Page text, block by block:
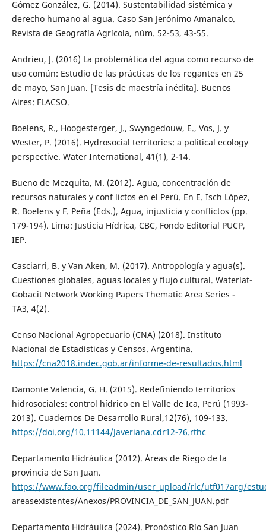
Gómez González, G. (2014). Sustentabilidad sistémica y
derecho humano al agua. Caso San Jerónimo Amanalco.
Revista de Geografía Agrícola, núm. 52-53, 43-55.
Andrieu, J. (2016) La problemática del agua como recurso de
uso común: Estudio de las prácticas de los regantes en 25
de mayo, San Juan. [Tesis de maestría inédita]. Buenos
Aires: FLACSO.
Boelens, R., Hoogesterger, J., Swyngedouw, E., Vos, J. y
Wester, P. (2016). Hydrosocial territories: a political ecology
perspective. Water International, 41(1), 2-14.
Bueno de Mezquita, M. (2012). Agua, concentración de
recursos naturales y conf lictos en el Perú. En E. Isch López,
R. Boelens y F. Peña (Eds.), Agua, injusticia y conflictos (pp.
179-194). Lima: Justicia Hídrica, CBC, Fondo Editorial PUCP,
IEP.
Casciarri, B. y Van Aken, M. (2017). Antropología y agua(s).
Cuestiones globales, aguas locales y flujo cultural. Waterlat-
Gobacit Network Working Papers Thematic Area Series -
TA3, 4(2).
Censo Nacional Agropecuario (CNA) (2018). Instituto
Nacional de Estadísticas y Censos. Argentina.
https://cna2018.indec.gob.ar/informe-de-resultados.html
Damonte Valencia, G. H. (2015). Redefiniendo territorios
hidrosociales: control hídrico en El Valle de Ica, Perú (1993-
2013). Cuadernos De Desarrollo Rural,12(76), 109-133.
https://doi.org/10.11144/Javeriana.cdr12-76.rthc
Departamento Hidráulica (2012). Áreas de Riego de la
provincia de San Juan.
https://www.fao.org/fileadmin/user_upload/rlc/utf017arg/
areasexistentes/Anexos/PROVINCIA_DE_SAN_JUAN.pdf
Departamento Hidráulica (2024). Pronóstico Río San Juan